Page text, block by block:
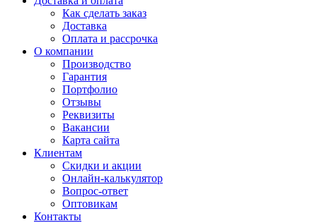
Как сделать заказ
Доставка
Оплата и рассрочка
О компании
Производство
Гарантия
Портфолио
Отзывы
Реквизиты
Вакансии
Карта сайта
Клиентам
Скидки и акции
Онлайн-калькулятор
Вопрос-ответ
Оптовикам
Контакты